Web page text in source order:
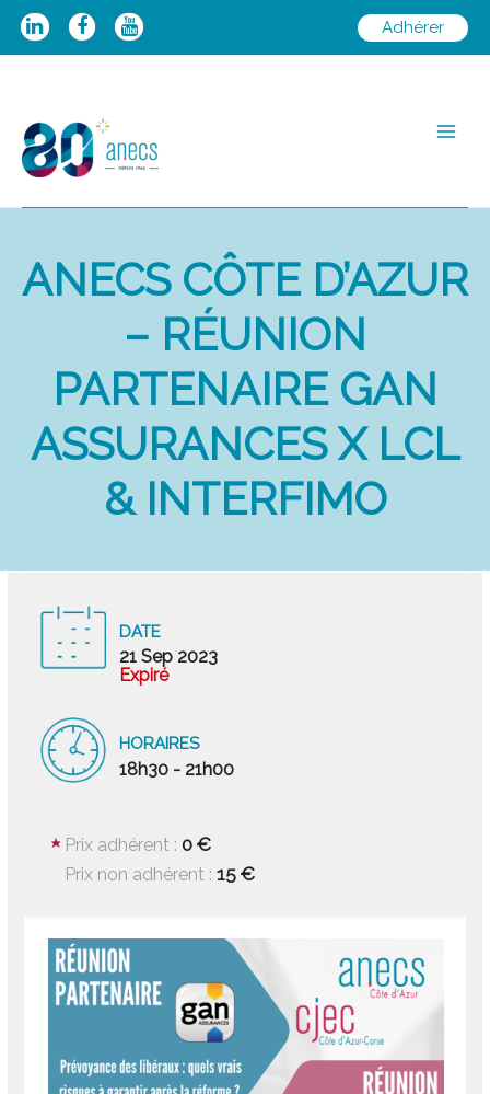
Aller
Adhérer
ANECS CÔTE D’AZUR
– RÉUNION
PARTENAIRE GAN
ASSURANCES X LCL
& INTERFIMO
DATE
21 Sep 2023
Expiré
HORAIRES
18h30 - 21h00
Prix adhérent :0 €
Prix non adhérent :15 €